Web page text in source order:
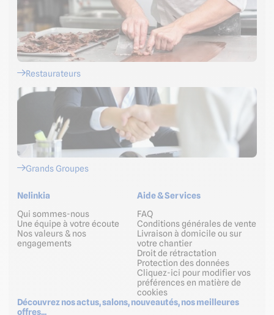
Restaurateurs
Grands Groupes
Nelinkia
Qui sommes-nous
Une équipe à votre écoute
Nos valeurs & nos
engagements
Aide & Services
FAQ
Conditions générales de vente
Livraison à domicile ou sur
votre chantier
Droit de rétractation
Protection des données
Cliquez-ici pour modifier vos
préférences en matière de
cookies
Découvrez nos actus, salons, nouveautés, nos meilleures
offres...